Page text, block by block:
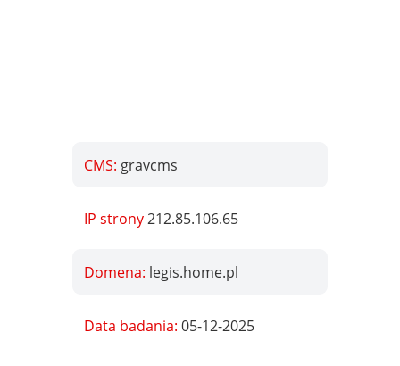
CMS: gravcms
IP strony212.85.106.65
Domena: legis.home.pl
Data badania:05-12-2025